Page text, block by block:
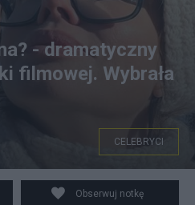
- dramatyczny
filmowej. Wybrała
CELEBRYCI
Obserwuj notkę